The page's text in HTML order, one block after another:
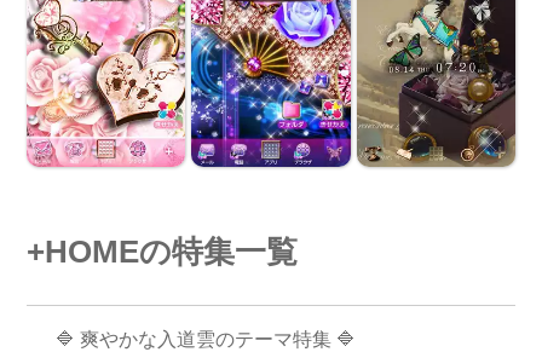
+HOMEの特集一覧
🔷 爽やかな入道雲のテーマ特集 🔷